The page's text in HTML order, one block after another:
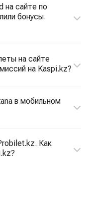
на сайте по
бонусы.
на сайте
на Kaspi.kz?
в мобильном
Как